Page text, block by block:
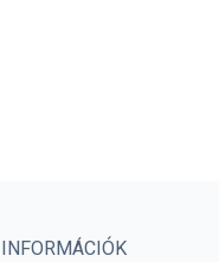
INFORMÁCIÓK